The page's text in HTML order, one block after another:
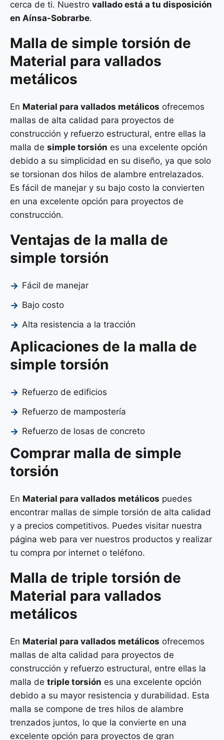
cerca de ti. Nuestro vallado está a tu disposición
en Aínsa-Sobrarbe.
Malla de simple torsión de
Material para vallados
metálicos
En Material para vallados metálicos ofrecemos
mallas de alta calidad para proyectos de
construcción y refuerzo estructural, entre ellas la
malla de simple torsión es una excelente opción
debido a su simplicidad en su diseño, ya que solo
se torsionan dos hilos de alambre entrelazados.
Es fácil de manejar y su bajo costo la convierten
en una excelente opción para proyectos de
construcción.
Ventajas de la malla de
simple torsión
Fácil de manejar
Bajo costo
Alta resistencia a la tracción
Aplicaciones de la malla de
simple torsión
Refuerzo de edificios
Refuerzo de mampostería
Refuerzo de losas de concreto
Comprar malla de simple
torsión
En Material para vallados metálicos puedes
encontrar mallas de simple torsión de alta calidad
y a precios competitivos. Puedes visitar nuestra
página web para ver nuestros productos y realizar
tu compra por internet o teléfono.
Malla de triple torsión de
Material para vallados
metálicos
En Material para vallados metálicos ofrecemos
mallas de alta calidad para proyectos de
construcción y refuerzo estructural, entre ellas la
malla de triple torsión es una excelente opción
debido a su mayor resistencia y durabilidad. Esta
malla se compone de tres hilos de alambre
trenzados juntos, lo que la convierte en una
excelente opción para proyectos de gran